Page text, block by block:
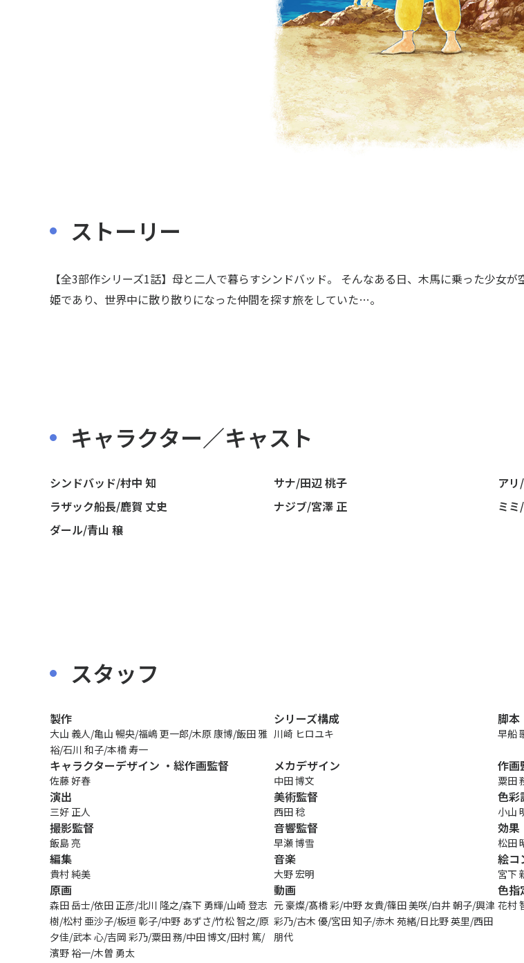
〒104-0061
東京都中央区銀座7丁目13番20号 銀座THビル5F
ストーリー
【全3部作シリーズ1話】母と二人で暮らすシンドバッド。 そんなある日、木馬に乗った少女
姫であり、世界中に散り散りになった仲間を探す旅をしていた…。
キャラクター／キャスト
シンドバッド/村中 知 サナ/田辺 桃子
ア
ラザック船長/鹿賀 丈史
ナジブ/宮澤 正
ミ
ダール/青山 穣
スタッフ
製作
大山 義人/亀山 暢央/福嶋 更一郎/木原 康博/飯田 雅
裕/石川 和子/本橋 寿一
シリーズ構成
川崎 ヒロユキ
脚本
早船
キャラクターデザイン ・総作画監督
佐藤 好春
メカデザイン
中田 博文
作画
粟田
演出
三好 正人
美術監督
西田 稔
色彩
小山
撮影監督
飯島 亮
音響監督
早瀬 博雪
効果
松田
編集
貴村 純美
音楽
大野 宏明
絵コ
宮下
原画
森田 岳士/依田 正彦/北川 隆之/森下 勇輝/山崎 登志
樹/松村 亜沙子/板垣 彰子/中野 あずさ/竹松 智之/原
夕佳/武本 心/吉岡 彩乃/粟田 務/中田 博文/田村 篤/
濱野 裕一/木曽 勇太
動画
元 豪燦/髙橋 彩/中野 友貴/篠田 美咲/白井 朝子/興津
彩乃/古木 優/宮田 知子/赤木 苑緒/日比野 英里/西田
朋代
色指
花村